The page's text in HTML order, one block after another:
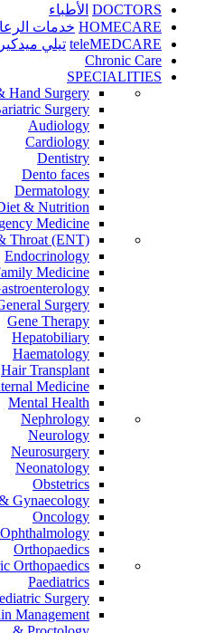
DOCTORS الأطباء
HOMECARE خدمات
teleMEDCARE تيلي ميدكير
Chronic Care
SPECIALITIES
Hand Surgery
Surgery
Audiology
Cardiology
Dentistry
Dento faces
Dermatology
& Nutrition
Medicine
Throat (ENT)
Endocrinology
Medicine
Surgery
Gene Therapy
Hepatobiliary
Haematology
Hair Transplant
Medicine
Mental Health
Nephrology
Neurology
Neurosurgery
Neonatology
Obstetrics
Gynaecology
Oncology
Ophthalmology
Orthopaedics
Orthopaedics
Paediatrics
Surgery
Management